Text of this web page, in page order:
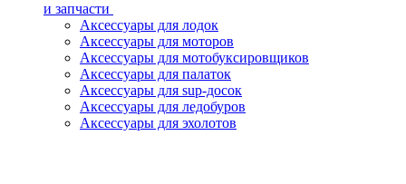
и запчасти
Аксессуары для лодок
Аксессуары для моторов
Аксессуары для мотобуксировщиков
Аксессуары для палаток
Аксессуары для sup-досок
Аксессуары для ледобуров
Аксессуары для эхолотов